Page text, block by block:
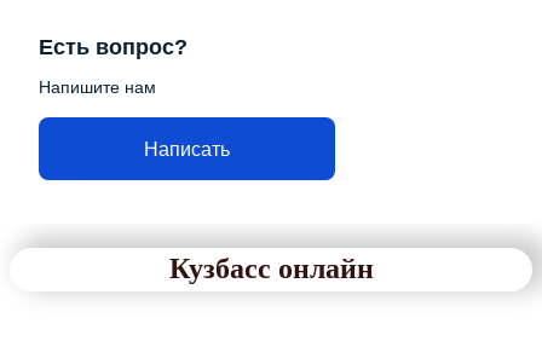
Есть вопрос?
Напишите нам
Написать
Кузбасс онлайн